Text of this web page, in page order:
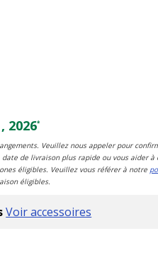
2026*
Veuillez nous appeler pour
de livraison plus rapide ou vous aider à
éligibles. Veuillez vous référer à notre
éligibles.
Voir accessoires